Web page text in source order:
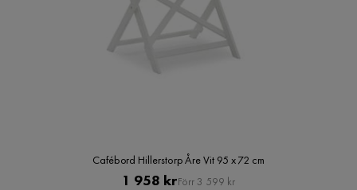
Cafébord Hillerstorp Åre Vit 95 x 72 cm
Pris
1 958 krOriginal
Förr 3 599 kr